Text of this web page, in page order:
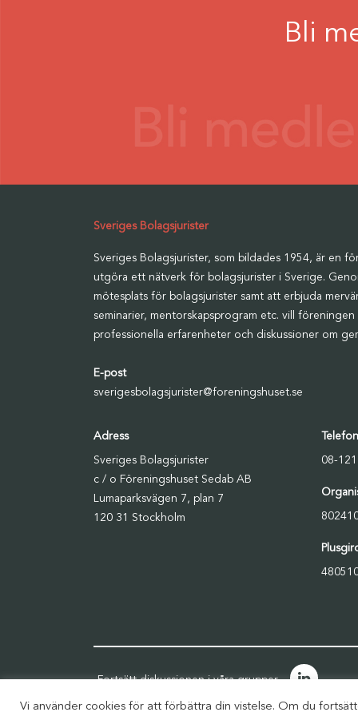
Bli
Sveriges Bolagsjurister
Sveriges Bolagsjurister, som bildades 1954, är en
utgöra ett nätverk för bolagsjurister i Sverige.
mötesplats för bolagsjurister samt att erbjuda
seminarier, mentorskapsprogram etc. vill
professionella erfarenheter och diskussioner om
E-post
sverigesbolagsjurister@foreningshuset.se
Adress
Sveriges Bolagsjurister
c / o Föreningshuset Sedab AB
Lumaparksvägen 7, plan 7
120 31 Stockholm
Telefon
08-
Fortsätt diskussionen i våra grupper
Vi använder cookies för att förbättra din vistelse. Om du